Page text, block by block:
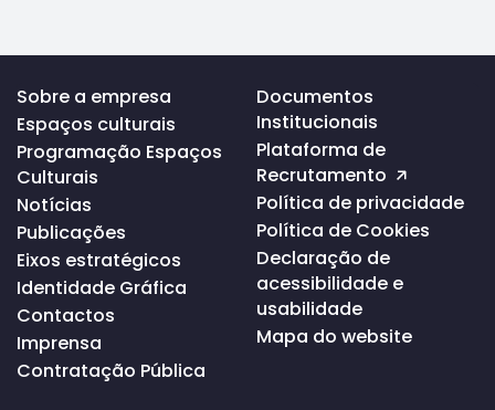
Voltar
ao
topo
da
página
Sobre a empresa
Espaços culturais
Programação Espaços
Culturais
Notícias
Publicações
Eixos estratégicos
Identidade Gráfica
Contactos
Imprensa
Contratação Pública
Documentos
Institucionais
Plataforma de
Recrutamento
Política de privacidade
Política de Cookies
Declaração de
acessibilidade e
usabilidade
Mapa do website